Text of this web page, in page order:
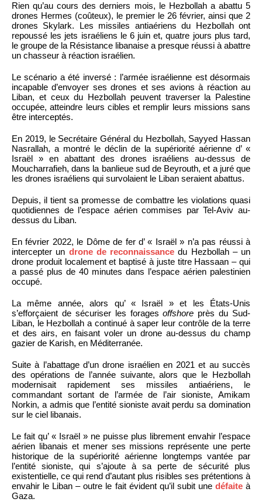
Rien qu’au cours des derniers mois, le Hezbollah a abattu 5
drones Hermes (coûteux), le premier le 26 février, ainsi que 2
drones Skylark. Les missiles antiaériens du Hezbollah ont
repoussé les jets israéliens le 6 juin et, quatre jours plus tard,
le groupe de la Résistance libanaise a presque réussi à abattre
un chasseur à réaction israélien.
Le scénario a été inversé : l’armée israélienne est désormais
incapable d’envoyer ses drones et ses avions à réaction au
Liban, et ceux du Hezbollah peuvent traverser la Palestine
occupée, atteindre leurs cibles et remplir leurs missions sans
être interceptés.
En 2019, le Secrétaire Général du Hezbollah, Sayyed Hassan
Nasrallah, a montré le déclin de la supériorité aérienne d’ «
Israël » en abattant des drones israéliens au-dessus de
Moucharrafieh, dans la banlieue sud de Beyrouth, et a juré que
les drones israéliens qui survolaient le Liban seraient abattus.
Depuis, il tient sa promesse de combattre les violations quasi
quotidiennes de l’espace aérien commises par Tel-Aviv au-
dessus du Liban.
En février 2022, le Dôme de fer d’ « Israël » n’a pas réussi à
intercepter un drone de reconnaissance du Hezbollah – un
drone produit localement et baptisé à juste titre Hassaan – qui
a passé plus de 40 minutes dans l’espace aérien palestinien
occupé.
La même année, alors qu’ « Israël » et les États-Unis
s’efforçaient de sécuriser les foragesoffshore près du Sud-
Liban, le Hezbollah a continué à saper leur contrôle de la terre
et des airs, en faisant voler un drone au-dessus du champ
gazier de Karish, en Méditerranée.
Suite à l’abattage d’un drone israélien en 2021 et au succès
des opérations de l’année suivante, alors que le Hezbollah
modernisait rapidement ses missiles antiaériens, le
commandant sortant de l’armée de l’air sioniste, Amikam
Norkin, a admis que l’entité sioniste avait perdu sa domination
sur le ciel libanais.
Le fait qu’ « Israël » ne puisse plus librement envahir l’espace
aérien libanais et mener ses missions représente une perte
historique de la supériorité aérienne longtemps vantée par
l’entité sioniste, qui s’ajoute à sa perte de sécurité plus
existentielle, ce qui rend d’autant plus risibles ses prétentions à
envahir le Liban – outre le fait évident qu’il subit une défaiteà
Gaza.